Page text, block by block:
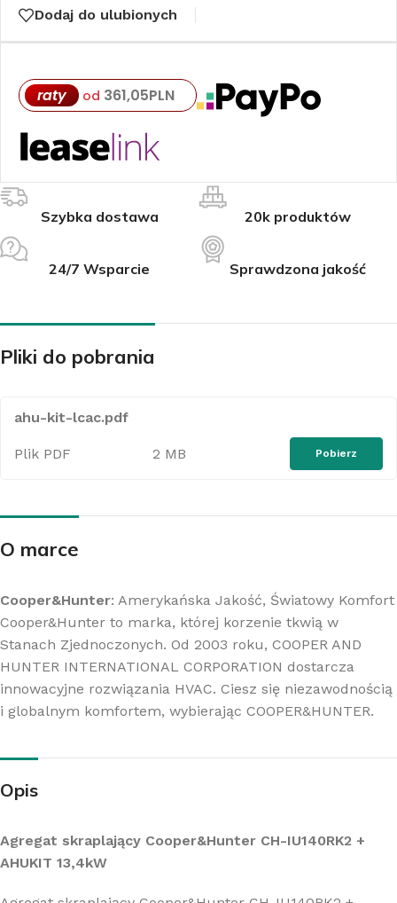
Dodaj do ulubionych
raty od 361,05PLN
Szybka dostawa 20k produktów
24/7 Wsparcie Sprawdzona jakość
Pliki do pobrania
ahu-kit-lcac.pdf
Plik PDF 2 MB Pobierz
O marce
Cooper&Hunter: Amerykańska Jakość, Światowy Komfort
Cooper&Hunter to marka, której korzenie tkwią w
Stanach Zjednoczonych. Od 2003 roku, COOPER AND
HUNTER INTERNATIONAL CORPORATION dostarcza
innowacyjne rozwiązania HVAC. Ciesz się niezawodnością
i globalnym komfortem, wybierając COOPER&HUNTER.
Opis
Agregat skraplający Cooper&Hunter CH-IU140RK2 +
AHUKIT 13,4kW